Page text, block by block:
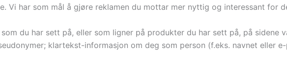
Vi har som mål å gjøre reklamen du mottar mer nyttig og interessant for
du har sett på, eller som ligner på produkter du har sett på, på sidene
klartekst-informasjon om deg som person (f.eks. navnet eller